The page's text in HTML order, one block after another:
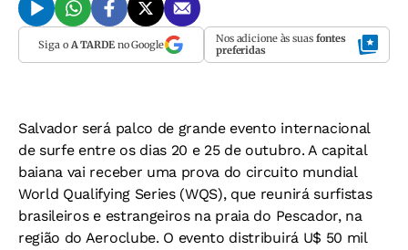
Siga o A TARDEno Google Nos adicione às suas fontes
preferidas
Salvador será palco de grande evento internacional
de surfe entre os dias 20 e 25 de outubro. A capital
baiana vai receber uma prova do circuito mundial
World Qualifying Series (WQS), que reunirá surfistas
brasileiros e estrangeiros na praia do Pescador, na
região do Aeroclube. O evento distribuirá U$ 50 mil